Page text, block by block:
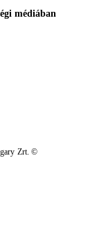
médiában
Zrt. ©